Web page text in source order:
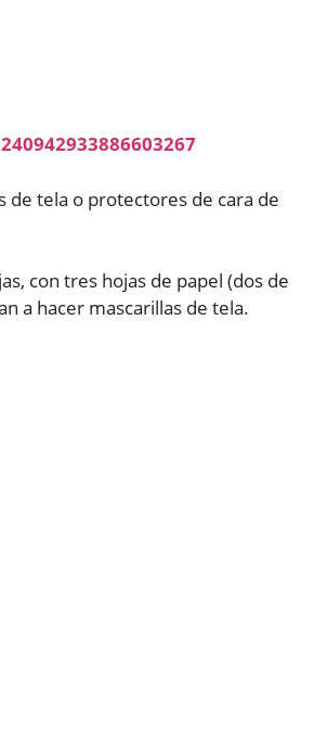
de tela o protectores de cara de
con tres hojas de papel (dos de
a hacer mascarillas de tela.